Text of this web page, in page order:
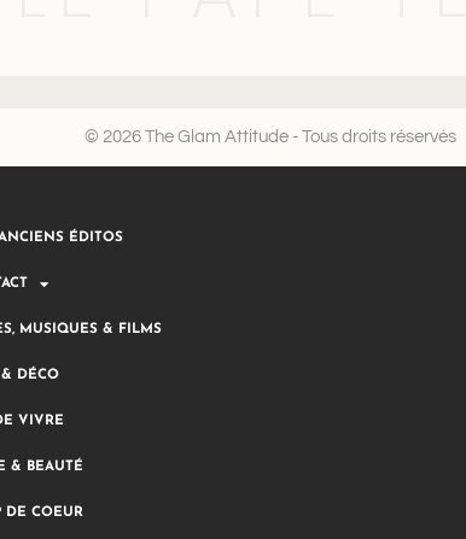
© 2026 The Glam Attitude - Tous droits réservés
ÉDITOS
MUSIQUES & FILMS
& DÉCO
VIVRE
& BEAUTÉ
DE COEUR